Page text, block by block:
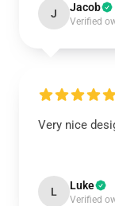
J Jacob
Verified
Very nice
L Luke
Verified